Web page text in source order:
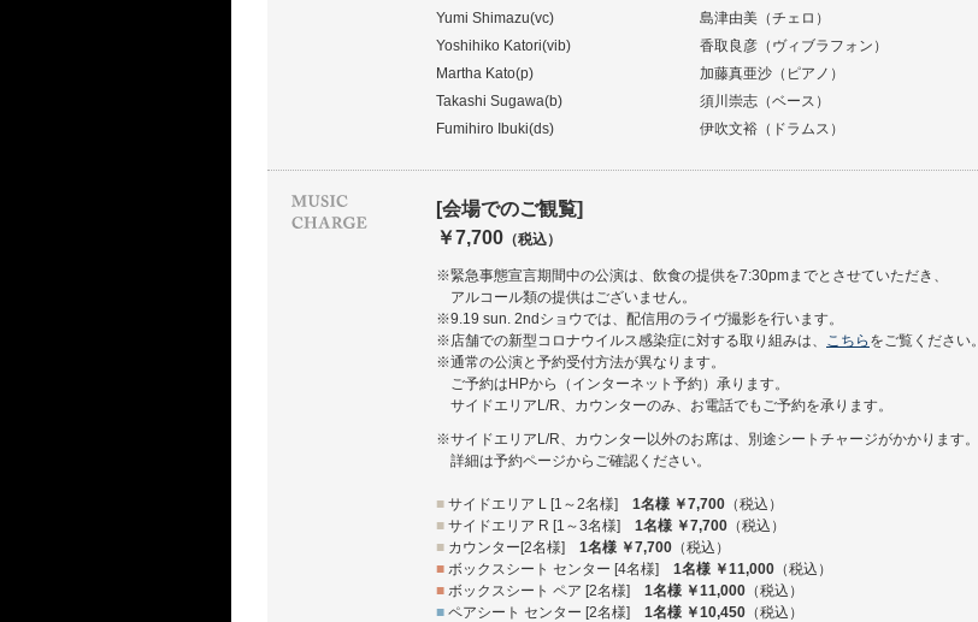
Yumi Shimazu(vc)
島津由美（チェロ）
Yoshihiko Katori(vib)
香取良彦（ヴィブラフォン）
Martha Kato(p)
加藤真亜沙（ピアノ）
Takashi Sugawa(b)
須川崇志（ベース）
Fumihiro Ibuki(ds)
伊吹文裕（ドラムス）
[会場でのご観覧]
￥7,700 （税込）
※緊急事態宣言期間中の公演は、飲食の提供を7:30pmまでとさせていただき、
アルコール類の提供はございません。
※9.19 sun. 2ndショウでは、配信用のライヴ撮影を行います。
※店舗での新型コロナウイルス感染症に対する取り組みは、 こちら をご覧ください。
※通常の公演と予約受付方法が異なります。
ご予約はHPから（インターネット予約）承ります。
サイドエリアL/R、カウンターのみ、お電話でもご予約を承ります。
※サイドエリアL/R、カウンター以外のお席は、別途シートチャージがかかります。
詳細は予約ページからご確認ください。
■ サイドエリア L [1～2名様] 1名様 ￥7,700 （税込）
■ サイドエリア R [1～3名様] 1名様 ￥7,700 （税込）
■ カウンター[2名様] 1名様 ￥7,700 （税込）
■ ボックスシート センター [4名様] 1名様 ￥11,000 （税込）
■ ボックスシート ペア [2名様] 1名様 ￥11,000 （税込）
■ ペアシート センター [2名様] 1名様 ￥10,450 （税込）